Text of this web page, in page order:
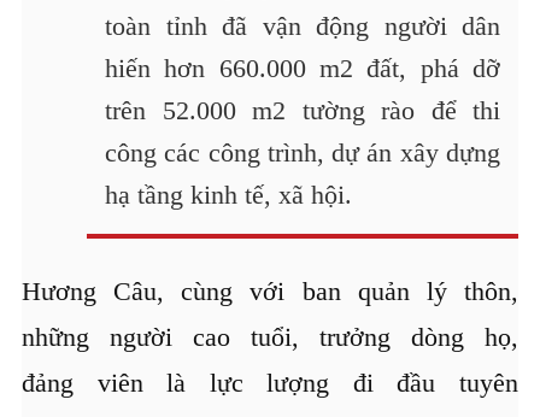
toàn tỉnh đã vận động người dân
hiến hơn 660.000 m2 đất, phá dỡ
trên 52.000 m2 tường rào để thi
công các công trình, dự án xây dựng
hạ tầng kinh tế, xã hội.
Hương Câu, cùng với ban quản lý thôn,
những người cao tuổi, trưởng dòng họ,
đảng viên là lực lượng đi đầu tuyên